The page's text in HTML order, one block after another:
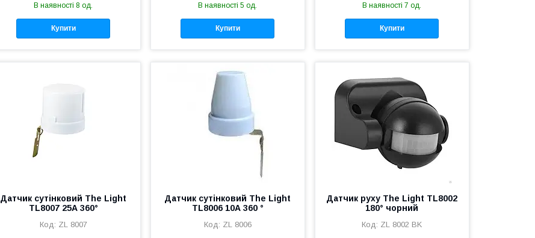
В наявності 8 од.
Купити
В наявності 5 од.
Купити
В наявності 7 од.
Купити
Датчик сутінковий The Light
TL8007 25А 360°
ZL 8007
Датчик сутінковий The Light
TL8006 10А 360 °
ZL 8006
Датчик руху The Light TL8002
180° чорний
ZL 8002 BK